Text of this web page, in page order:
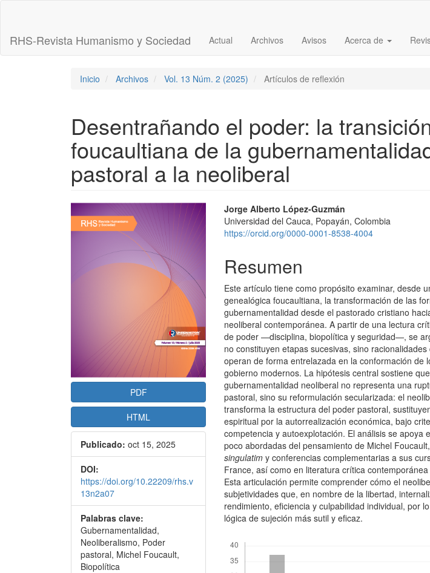
principal
Barra
RHS-Revista Humanismo y Sociedad Actual Archivos Avisos Acerca de
Inicio Archivos Vol. 13 Núm. 2 (2025) Artículos de reflexión
Desentrañando el poder: la
foucaultiana de la
pastoral a la neoliberal
Barra
lateral
artículo
PDF
HTML
Publicado: oct 15, 2025
DOI:
https://doi.org/10.22209/rhs.v
13n2a07
Palabras clave:
Gubernamentalidad,
Neoliberalismo, Poder
pastoral, Michel Foucault,
Biopolítica
Contenido
principal
artículo
Jorge Alberto López-Guzmán
Universidad del Cauca, Popayán, Colombia
https://orcid.org/0000-0001-8538-4004
Resumen
Este artículo tiene como propósito examinar, desde
genealógica foucaultiana, la transformación de las
gubernamentalidad desde el pastorado cristiano
neoliberal contemporánea. A partir de una lectura
de poder —disciplina, biopolítica y seguridad—, se
no constituyen etapas sucesivas, sino
operan de forma entrelazada en la conformación de
gobierno modernos. La hipótesis central sostiene
gubernamentalidad neoliberal no representa una
pastoral, sino su reformulación secularizada: el
transforma la estructura del poder pastoral,
espiritual por la autorrealización económica, bajo
competencia y autoexplotación. El análisis se apoya
poco abordadas del pensamiento de Michel
singulatim y conferencias complementarias a sus
France, así como en literatura crítica
Esta articulación permite comprender cómo el
subjetividades que, en nombre de la libertad,
rendimiento, eficiencia y culpabilidad individual, por
lógica de sujeción más sutil y eficaz.